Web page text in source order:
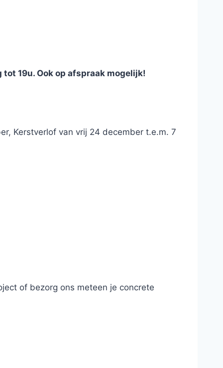
19u. Ook op afspraak mogelijk!
Kerstverlof van vrij 24 december t.e.m. 7
of bezorg ons meteen je concrete